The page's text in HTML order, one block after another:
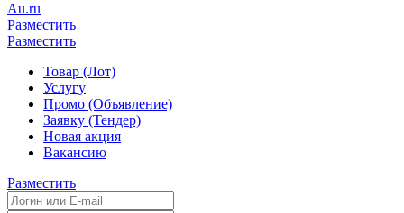
Au.ru
Разместить
Разместить
Товар (Лот)
Услугу
Промо (Объявление)
Заявку (Тендер)
Новая акция
Вакансию
Разместить